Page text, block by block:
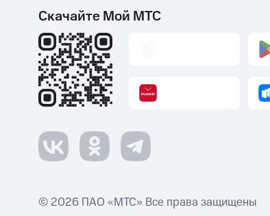
Скачайте Мой МТС
© 2026 ПАО «МТС» Все права защищены